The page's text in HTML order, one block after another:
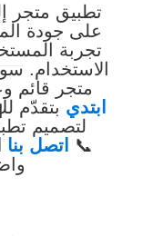
تطبيق متجر
على جودة
تجربة
الاستخدام.
متجر قائم
ابتدي بتقدّم
لتصميم
📞
اتصل بنا